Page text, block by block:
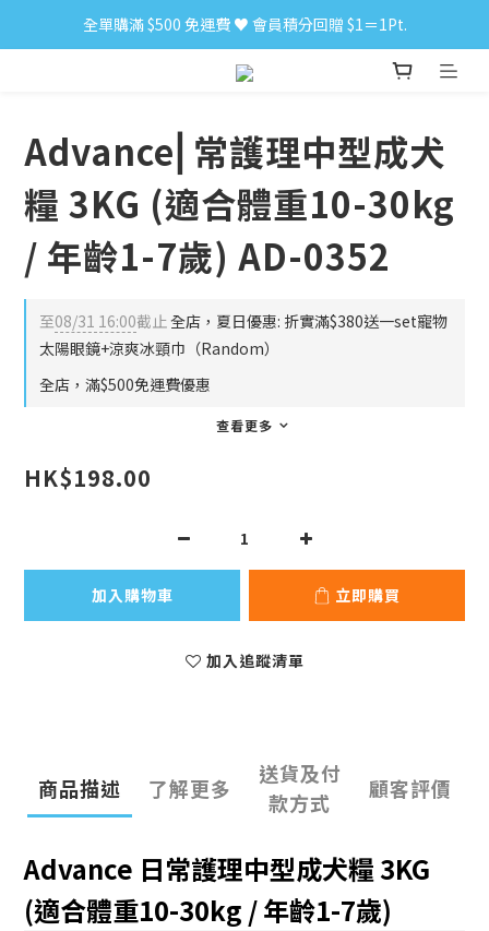
小食購滿 $300 順豐免運費 ‼
全單購滿 $500 免運費 ♥︎ 會員積分回贈 $1＝1Pt.
小食購滿 $300 順豐免運費 ‼
Advance⎜常護理中型成犬
糧 3KG (適合體重10-30kg
/ 年齡1-7歲) AD-0352
至08/31 16:00截止全店，夏日優惠: 折實滿$380送一set寵物
太陽眼鏡+涼爽冰頸巾（Random）
全店，滿$500免運費優惠
查看更多
HK$198.00
加入購物車 立即購買
加入追蹤清單
商品描述 了解更多
送貨及付
款方式
顧客評價
Advance 日常護理中型成犬糧 3KG
(適合體重10-30kg / 年齡1-7歲)